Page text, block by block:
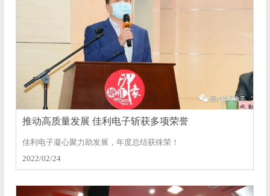
推动高质量发展 佳利电子斩获多项荣誉
佳利电子凝心聚力助发展，年度总结获殊荣！
2022/02/24